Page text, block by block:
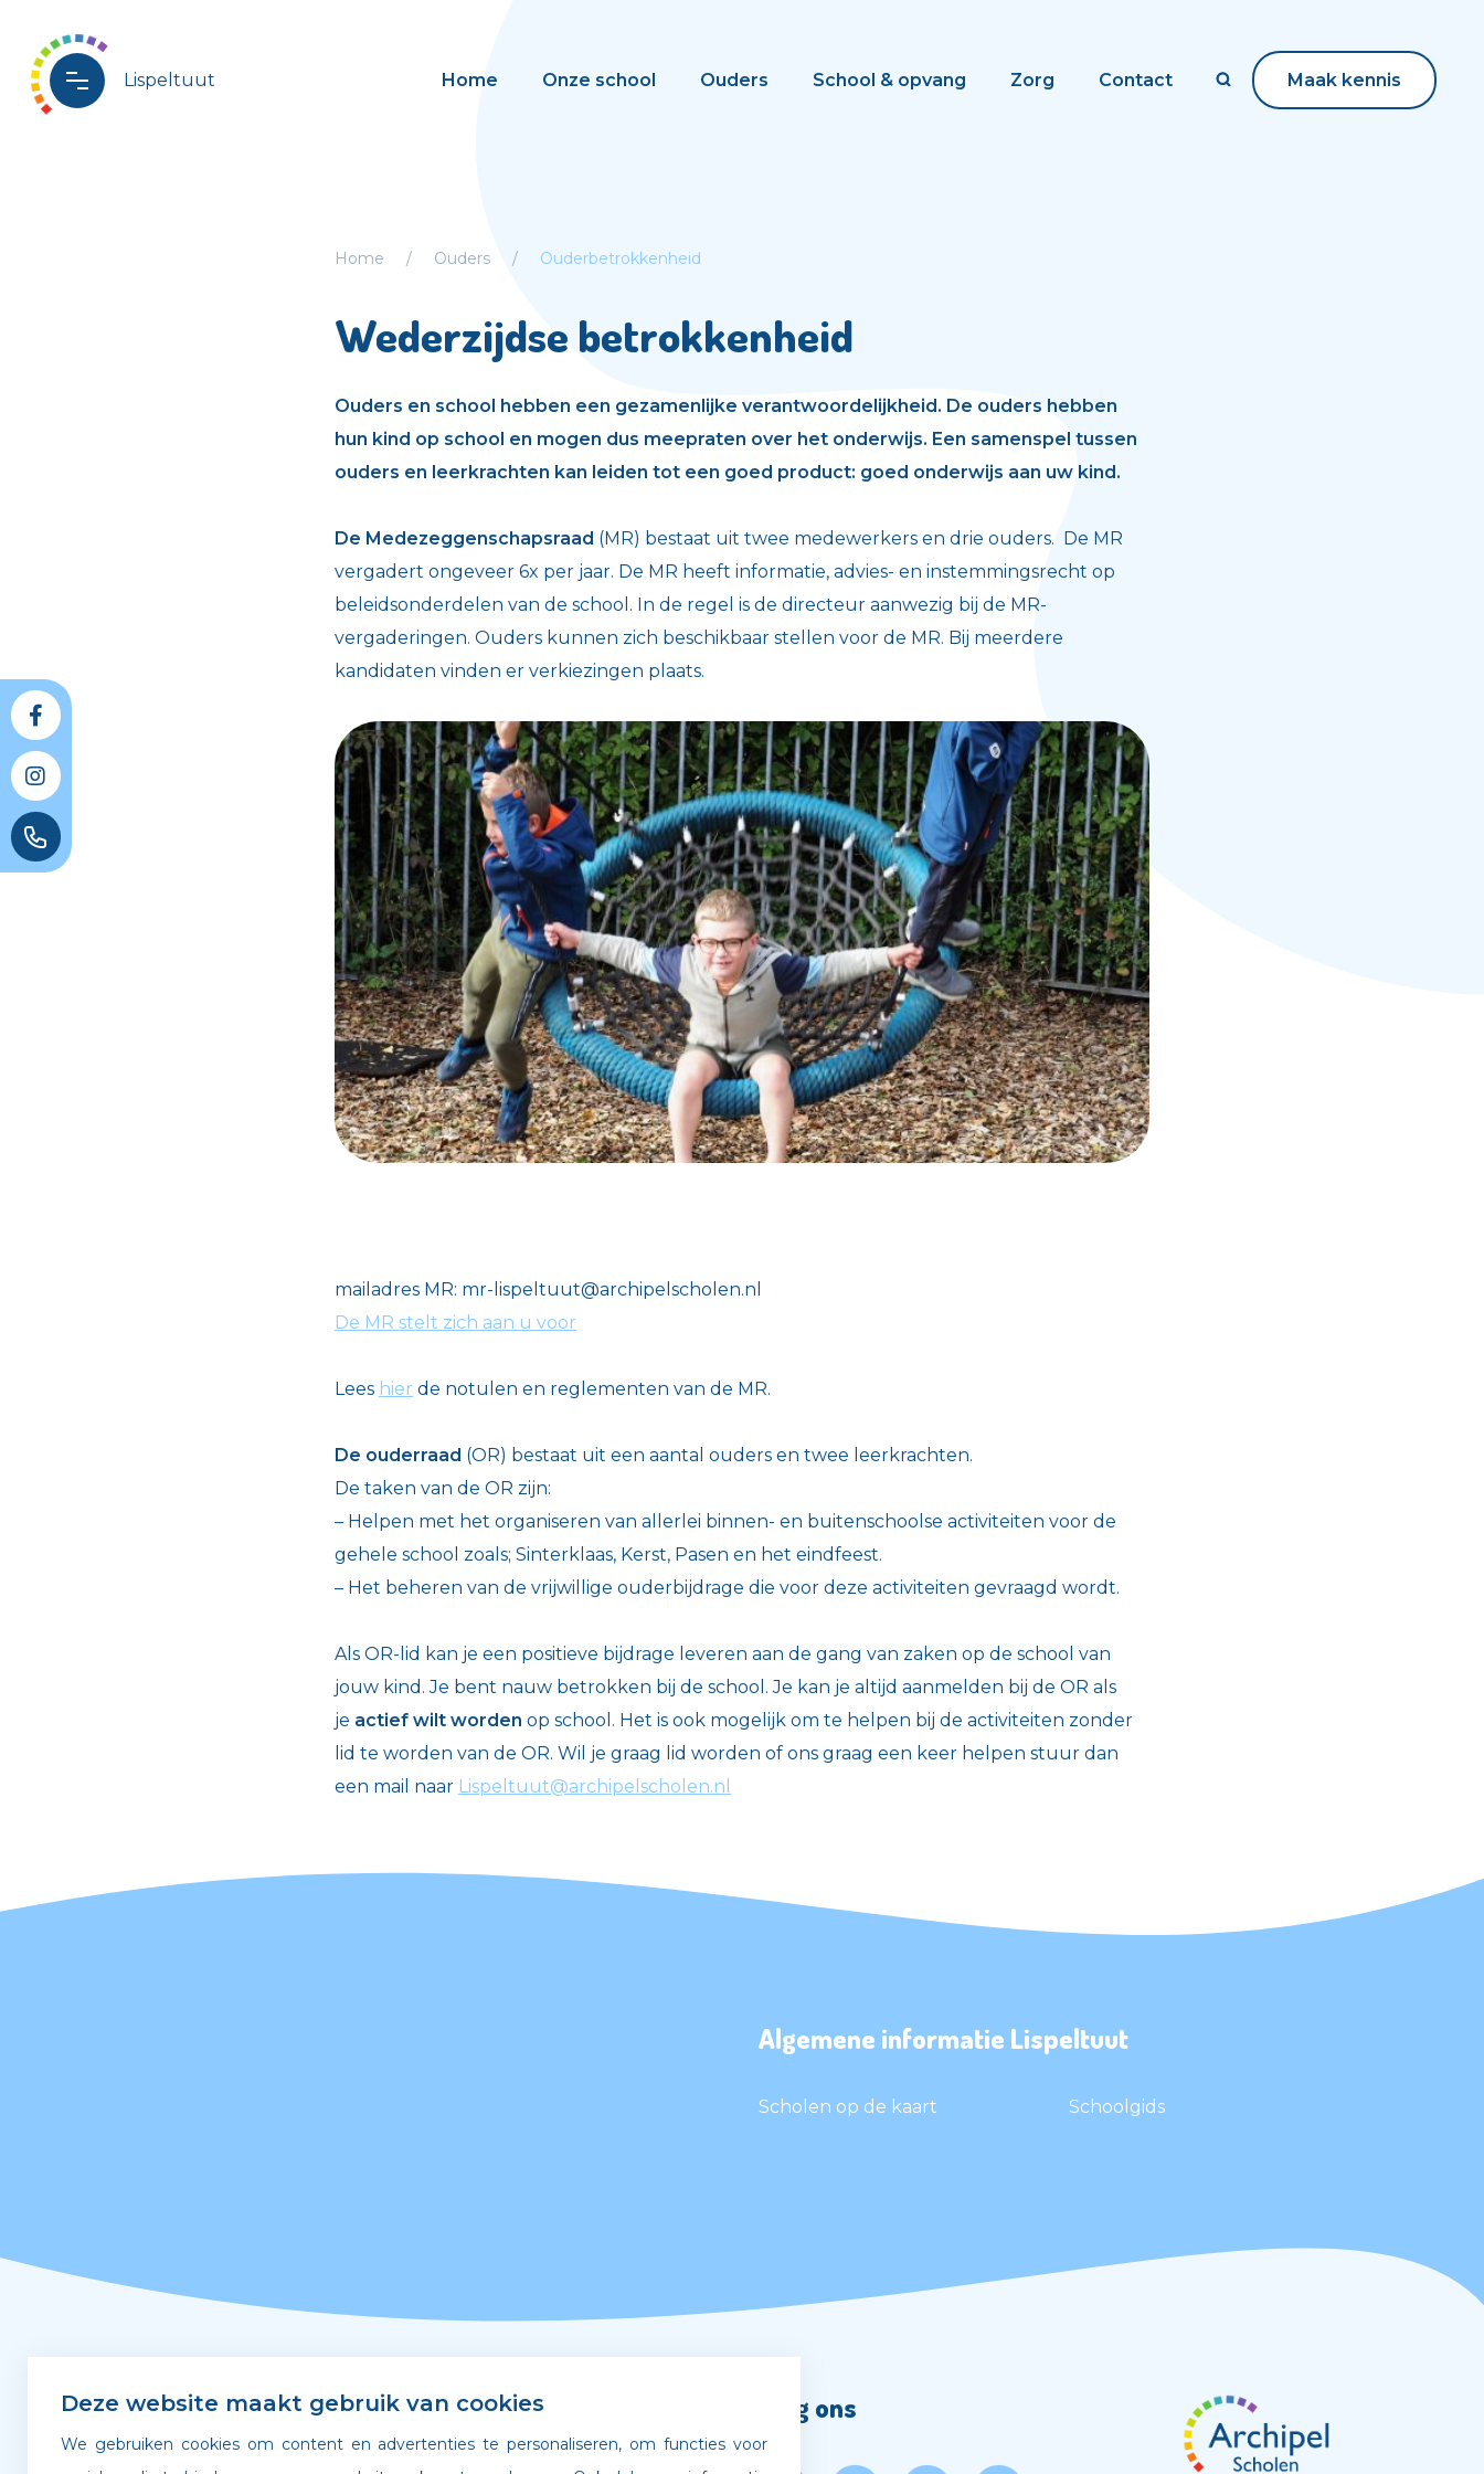
Lispeltuut Home Onze school Ouders School & opvang Zorg Contact Maak kennis
Maak kennis
Home Ouders Ouderbetrokkenheid
Wederzijdse betrokkenheid
Ouders en school hebben een gezamenlijke verantwoordelijkheid. De ouders hebben
hun kind op school en mogen dus meepraten over het onderwijs. Een samenspel tussen
ouders en leerkrachten kan leiden tot een goed product: goed onderwijs aan uw kind.
De Medezeggenschapsraad (MR) bestaat uit twee medewerkers en drie ouders. De MR
vergadert ongeveer 6x per jaar. De MR heeft informatie, advies- en instemmingsrecht op
beleidsonderdelen van de school. In de regel is de directeur aanwezig bij de MR-
vergaderingen. Ouders kunnen zich beschikbaar stellen voor de MR. Bij meerdere
kandidaten vinden er verkiezingen plaats.
mailadres MR: mr-lispeltuut@archipelscholen.nl
De MR stelt zich aan u voor
Lees hier de notulen en reglementen van de MR.
De ouderraad (OR) bestaat uit een aantal ouders en twee leerkrachten.
De taken van de OR zijn:
– Helpen met het organiseren van allerlei binnen- en buitenschoolse activiteiten voor de
gehele school zoals; Sinterklaas, Kerst, Pasen en het eindfeest.
– Het beheren van de vrijwillige ouderbijdrage die voor deze activiteiten gevraagd wordt.
Als OR-lid kan je een positieve bijdrage leveren aan de gang van zaken op de school van
jouw kind. Je bent nauw betrokken bij de school. Je kan je altijd aanmelden bij de OR als
je actief wilt worden op school. Het is ook mogelijk om te helpen bij de activiteiten zonder
lid te worden van de OR. Wil je graag lid worden of ons graag een keer helpen stuur dan
een mail naar Lispeltuut@archipelscholen.nl
Algemene informatie Lispeltuut
Scholen op de kaart Schoolgids
Snel naar Volg ons
Deze website maakt gebruik van cookies
We gebruiken cookies om content en advertenties te personaliseren, om functies voor